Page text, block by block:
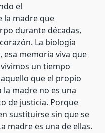
el
la madre que
durante décadas,
La biología
esa memoria viva que
un tiempo
que el propio
madre no es una
de justicia. Porque
sustituirse sin que se
madre es una de ellas.